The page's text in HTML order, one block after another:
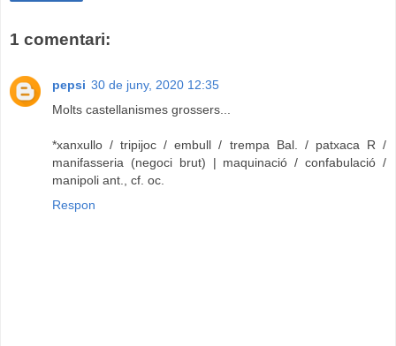
1 comentari:
pepsi 30 de juny, 2020 12:35
Molts castellanismes grossers...
*xanxullo / tripijoc / embull / trempa Bal. / patxaca R /
manifasseria (negoci brut) | maquinació / confabulació /
manipoli ant., cf. oc.
Respon